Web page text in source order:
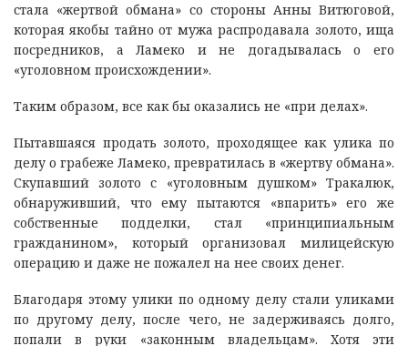
стала «жертвой обмана» со стороны Анны Витюговой,
которая якобы тайно от мужа распродавала золото, ища
посредников, а Ламеко и не догадывалась о его
«уголовном происхождении».
Таким образом, все как бы оказались не «при делах».
Пытавшаяся продать золото, проходящее как улика по
делу о грабеже Ламеко, превратилась в «жертву обмана».
Скупавший золото с «уголовным душком» Тракалюк,
обнаруживший, что ему пытаются «впарить» его же
собственные подделки, стал «принципиальным
гражданином», который организовал милицейскую
операцию и даже не пожалел на нее своих денег.
Благодаря этому улики по одному делу стали уликами
по другому делу, после чего, не задерживаясь долго,
попали в руки «законным владельцам». Хотя эти